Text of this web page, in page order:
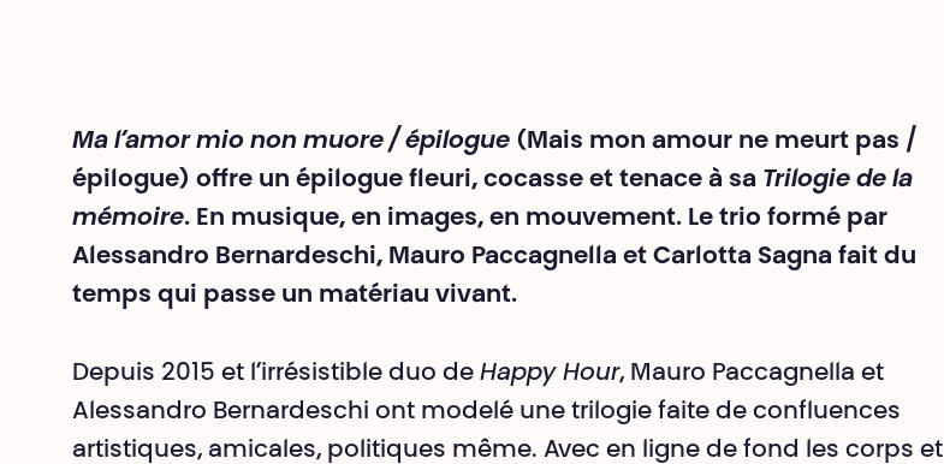
Ma l’amor mio non muore / épilogue (Mais mon amour ne meurt pas /
épilogue) offre un épilogue fleuri, cocasse et tenace à sa Trilogie de la
mémoire. En musique, en images, en mouvement. Le trio formé par
Alessandro Bernardeschi, Mauro Paccagnella et Carlotta Sagna fait du
temps qui passe un matériau vivant.
Depuis 2015 et l’irrésistible duo de Happy Hour, Mauro Paccagnella et
Alessandro Bernardeschi ont modelé une trilogie faite de confluences
artistiques, amicales, politiques même. Avec en ligne de fond les corps et